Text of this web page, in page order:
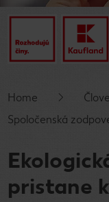
Home
Spoločenská
pristane